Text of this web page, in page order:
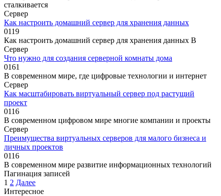
сталкивается
Сервер
Как настроить домашний сервер для хранения данных
0119
Как настроить домашний сервер для хранения данных В
Сервер
Что нужно для создания серверной комнаты дома
0161
В современном мире, где цифровые технологии и интернет
Сервер
Как масштабировать виртуальный сервер под растущий
проект
0116
В современном цифровом мире многие компании и проекты
Сервер
Преимущества виртуальных серверов для малого бизнеса и
личных проектов
0116
В современном мире развитие информационных технологий
Пагинация записей
1 2 Далее
Интересное